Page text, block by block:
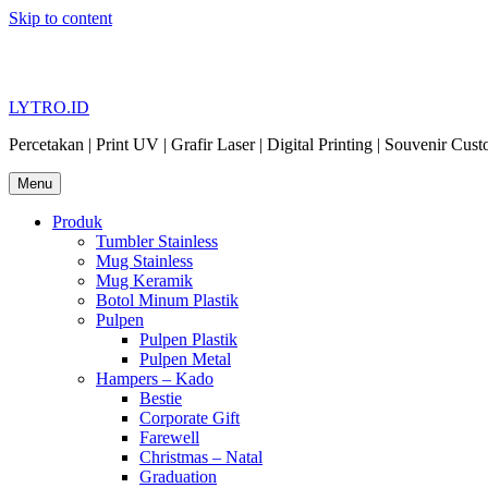
Skip to content
LYTRO.ID
Percetakan | Print UV | Grafir Laser | Digital Printing | Souvenir
Menu
Produk
Tumbler Stainless
Mug Stainless
Mug Keramik
Botol Minum Plastik
Pulpen
Pulpen Plastik
Pulpen Metal
Hampers – Kado
Bestie
Corporate Gift
Farewell
Christmas – Natal
Graduation